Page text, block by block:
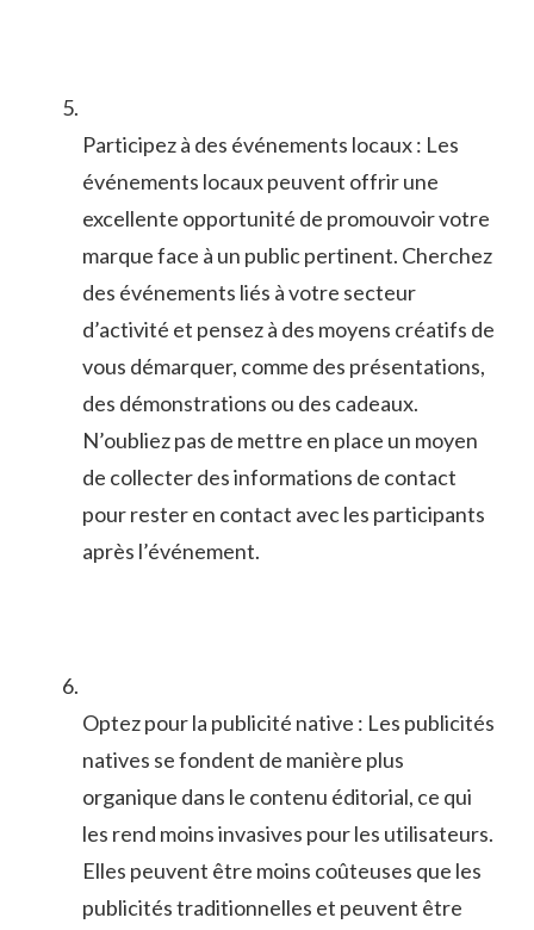
Participez à des événements ‍locaux : Les
événements locaux peuvent ⁢offrir une
excellente opportunité de ⁣promouvoir votre
marque face à ⁣un ⁤public pertinent.⁣ Cherchez
des événements liés à votre secteur
d’activité et pensez à des moyens créatifs de
vous démarquer, comme des présentations,
des démonstrations ou des cadeaux.
N’oubliez‍ pas de mettre en‍ place un moyen
de⁢ collecter des informations de ⁣contact
pour rester en​ contact avec les participants
après l’événement.
Optez pour la publicité‌ native ⁣: Les publicités
natives se ⁣fondent de manière ⁣plus
organique dans⁤ le ⁤contenu éditorial, ‌ce ‌qui
les ‌rend moins invasives ​pour les utilisateurs.
Elles peuvent être moins coûteuses que les
publicités traditionnelles⁣ et peuvent être